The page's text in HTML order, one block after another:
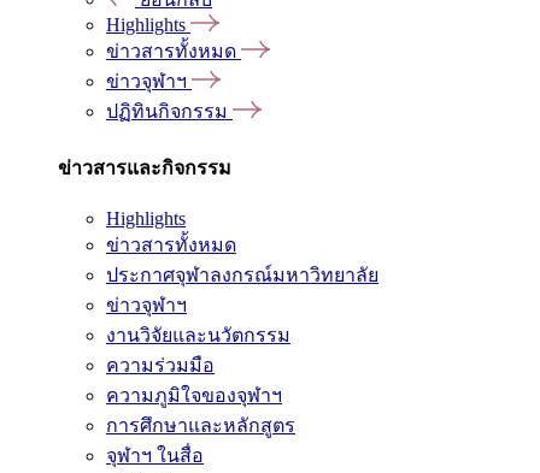
Highlights
ข่าวสารทั้งหมด
ข่าวจุฬาฯ
ปฏิทินกิจกรรม
ข่าวสารและกิจกรรม
Highlights
ข่าวสารทั้งหมด
ประกาศจุฬาลงกรณ์มหาวิทยาลัย
ข่าวจุฬาฯ
งานวิจัยและนวัตกรรม
ความร่วมมือ
ความภูมิใจของจุฬาฯ
การศึกษาและหลักสูตร
จุฬาฯ ในสื่อ